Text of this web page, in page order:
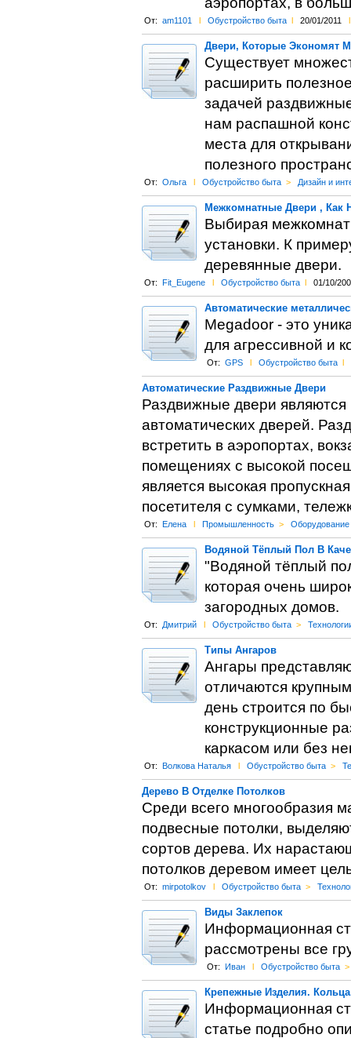
От: am1101 l Обустройство быта l 20/01/2011 l
Двери, Которые Экономят
Существует
расширить
задачей
нам распашной
места для
полезного
От: Ольга l Обустройство быта > Дизайн и
Межкомнатные Двери , Как
Выбирая
установки. К
деревянные двери.
От: Fit_Eugene l Обустройство быта l 01/10/
Автоматические
Megadoor - это
для агрессивной и
От: GPS l Обустройство быта l
Автоматические Раздвижные Двери
Раздвижные двери
автоматических дверей.
встретить в аэропортах,
помещениях с высокой
является высокая
посетителя с сумками,
От: Елена l Промышленность > Оборудование
Водяной Тёплый Пол В
"Водяной тёплый
которая очень
загородных домов.
От: Дмитрий l Обустройство быта >
Типы Ангаров
Ангары
отличаются
день строится по
конструкционные
каркасом или без
От: Волкова Наталья l Обустройство быта >
Дерево В Отделке Потолков
Среди всего многообразия
подвесные потолки,
сортов дерева. Их
потолков деревом имеет
От: mirpotolkov l Обустройство быта >
Виды Заклепок
Информационная
рассмотрены все
От: Иван l Обустройство быта >
Крепежные Изделия.
Информационная
статье подробно